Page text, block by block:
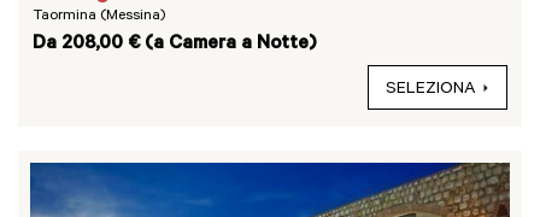
Taormina (Messina)
Da 208,00 € (a Camera a Notte)
SELEZIONA